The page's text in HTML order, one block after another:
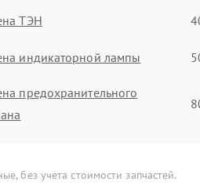
ТЭН
индикаторной лампы
предохранительного
без учета стоимости запчастей.